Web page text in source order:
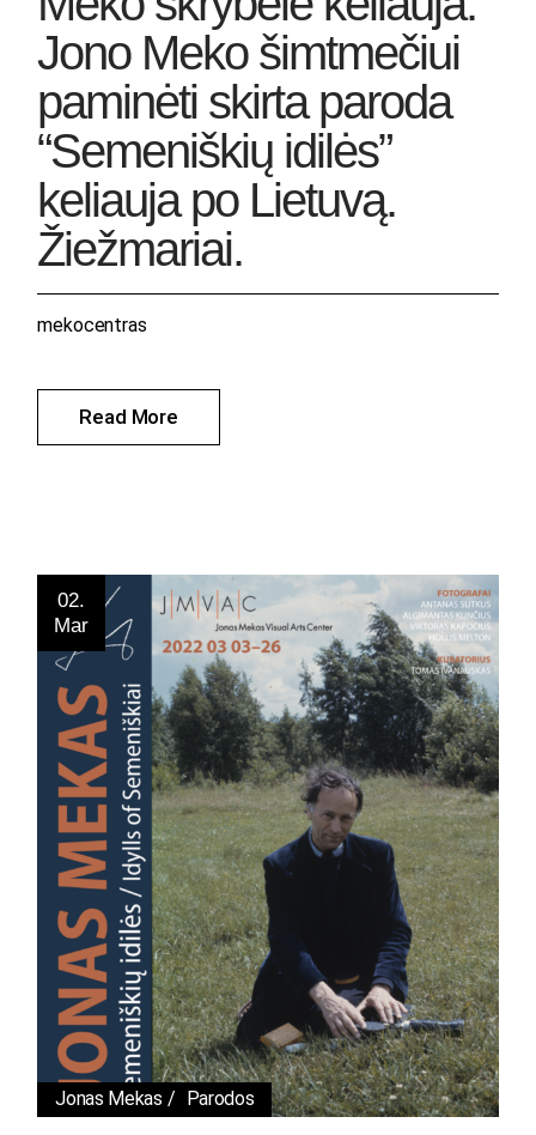
Jono Meko šimtmečiui
paminėti skirta paroda
“Semeniškių idilės”
keliauja po Lietuvą.
Žiežmariai.
Read More
mekocentras
02.
Mar
Jonas Mekas Parodos